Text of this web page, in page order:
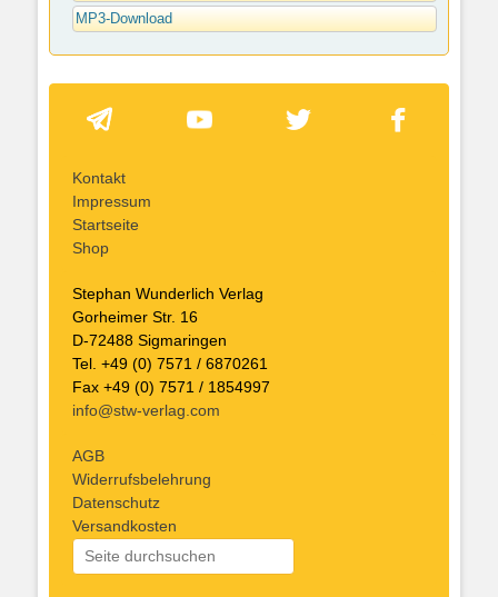
MP3-Download
Kontakt
Impressum
Startseite
Shop
Stephan Wunderlich Verlag
Gorheimer Str. 16
D-72488 Sigmaringen
Tel. +49 (0) 7571 / 6870261
Fax +49 (0) 7571 / 1854997
info@stw-verlag.com
AGB
Widerrufsbelehrung
Datenschutz
Versandkosten